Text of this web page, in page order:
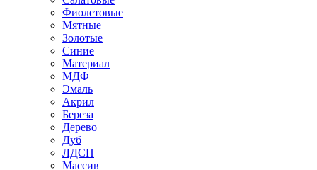
Фиолетовые
Мятные
Золотые
Синие
Материал
МДФ
Эмаль
Акрил
Береза
Дерево
Дуб
ЛДСП
Массив